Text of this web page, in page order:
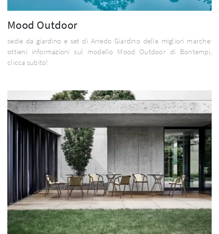
Mood Outdoor
sedie da giardino e set di Arredo Giardino delle migliori marche:
ottieni informazioni sul modello Mood Outdoor di Bontempi,
clicca subito!